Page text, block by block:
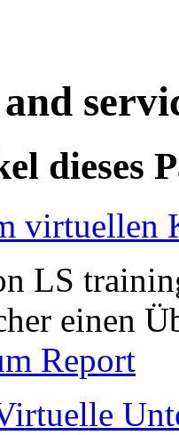
dieses
virtuellen
LS
einen
Report